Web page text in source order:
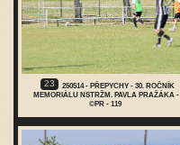
23
250514 - PŘEPYCHY - 30. ROČNÍK
MEMORIÁLU NSTRŽM. PAVLA PRAŽÁKA -
©PR - 119